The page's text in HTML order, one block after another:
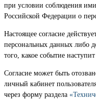
при условии соблюдения ими
Российской Федерации о
Настоящее согласие
персональных данных либо
того, какое событие
Согласие может быть
личный кабинет
через форму раздела